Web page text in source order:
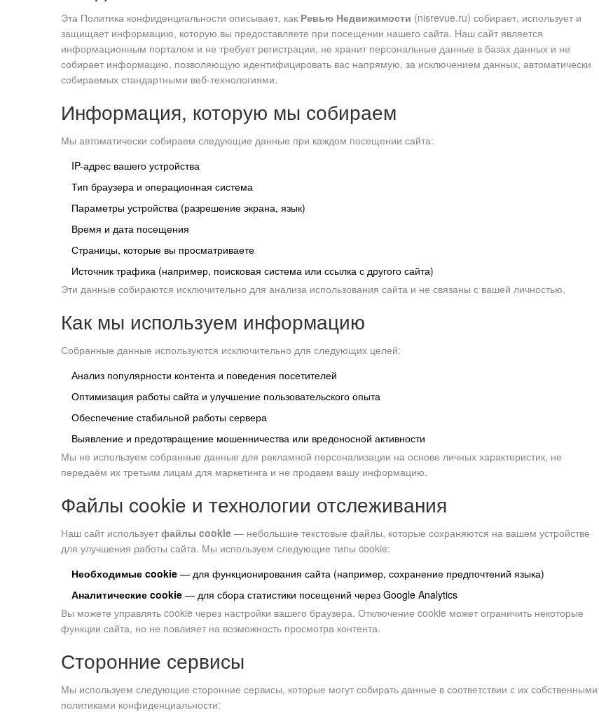
Эта Политика конфиденциальности описывает, как Ревью Недвижимости (nisrevue.ru) собирает, использует и
защищает информацию, которую вы предоставляете при посещении нашего сайта. Наш сайт является
информационным порталом и не требует регистрации, не хранит персональные данные в базах данных и не
собирает информацию, позволяющую идентифицировать вас напрямую, за исключением данных, автоматически
собираемых стандартными веб-технологиями.
Информация, которую мы собираем
Мы автоматически собираем следующие данные при каждом посещении сайта:
IP-адрес вашего устройства
Тип браузера и операционная система
Параметры устройства (разрешение экрана, язык)
Время и дата посещения
Страницы, которые вы просматриваете
Источник трафика (например, поисковая система или ссылка с другого сайта)
Эти данные собираются исключительно для анализа использования сайта и не связаны с вашей личностью.
Как мы используем информацию
Собранные данные используются исключительно для следующих целей:
Анализ популярности контента и поведения посетителей
Оптимизация работы сайта и улучшение пользовательского опыта
Обеспечение стабильной работы сервера
Выявление и предотвращение мошенничества или вредоносной активности
Мы не используем собранные данные для рекламной персонализации на основе личных характеристик, не
передаём их третьим лицам для маркетинга и не продаем вашу информацию.
Файлы cookie и технологии отслеживания
Наш сайт использует файлы cookie — небольшие текстовые файлы, которые сохраняются на вашем устройстве
для улучшения работы сайта. Мы используем следующие типы cookie:
Необходимые cookie — для функционирования сайта (например, сохранение предпочтений языка)
Аналитические cookie — для сбора статистики посещений через Google Analytics
Вы можете управлять cookie через настройки вашего браузера. Отключение cookie может ограничить некоторые
функции сайта, но не повлияет на возможность просмотра контента.
Сторонние сервисы
Мы используем следующие сторонние сервисы, которые могут собирать данные в соответствии с их собственными
политиками конфиденциальности: